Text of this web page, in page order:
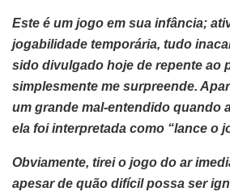
Este é um jogo em sua infância;
jogabilidade temporária, tudo
sido divulgado hoje de repente ao
simplesmente me surpreende.
um grande mal-entendido quando
ela foi interpretada como “lance o
Obviamente, tirei o jogo do ar
apesar de quão difícil possa ser